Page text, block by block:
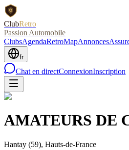
ClubRetro
Passion Automobile
ClubsAgendaRetroMapAnnonces
fr
Chat en directConnexionInscription
AMATEURS DE
Hantay (59), Hauts-de-France